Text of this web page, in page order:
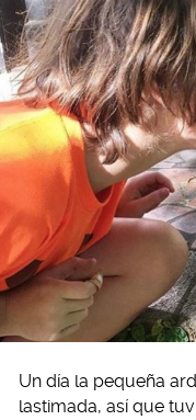
Un día la pequeña
lastimada, así que